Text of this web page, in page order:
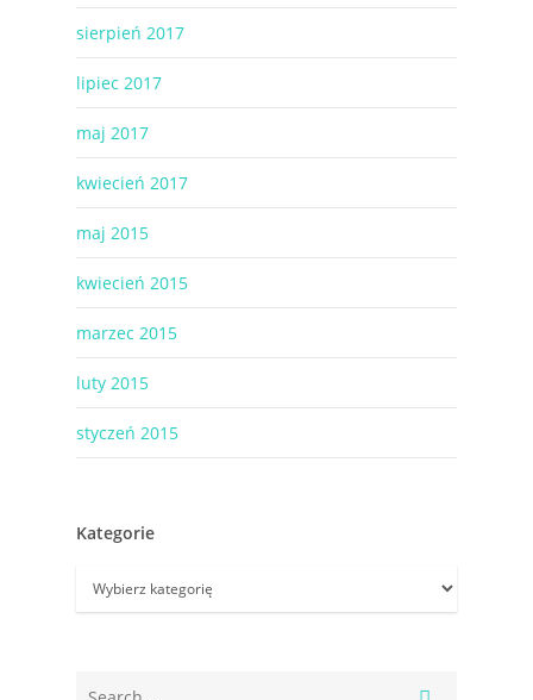
sierpień 2017
lipiec 2017
maj 2017
kwiecień 2017
maj 2015
kwiecień 2015
marzec 2015
luty 2015
styczeń 2015
Kategorie
Kategorie